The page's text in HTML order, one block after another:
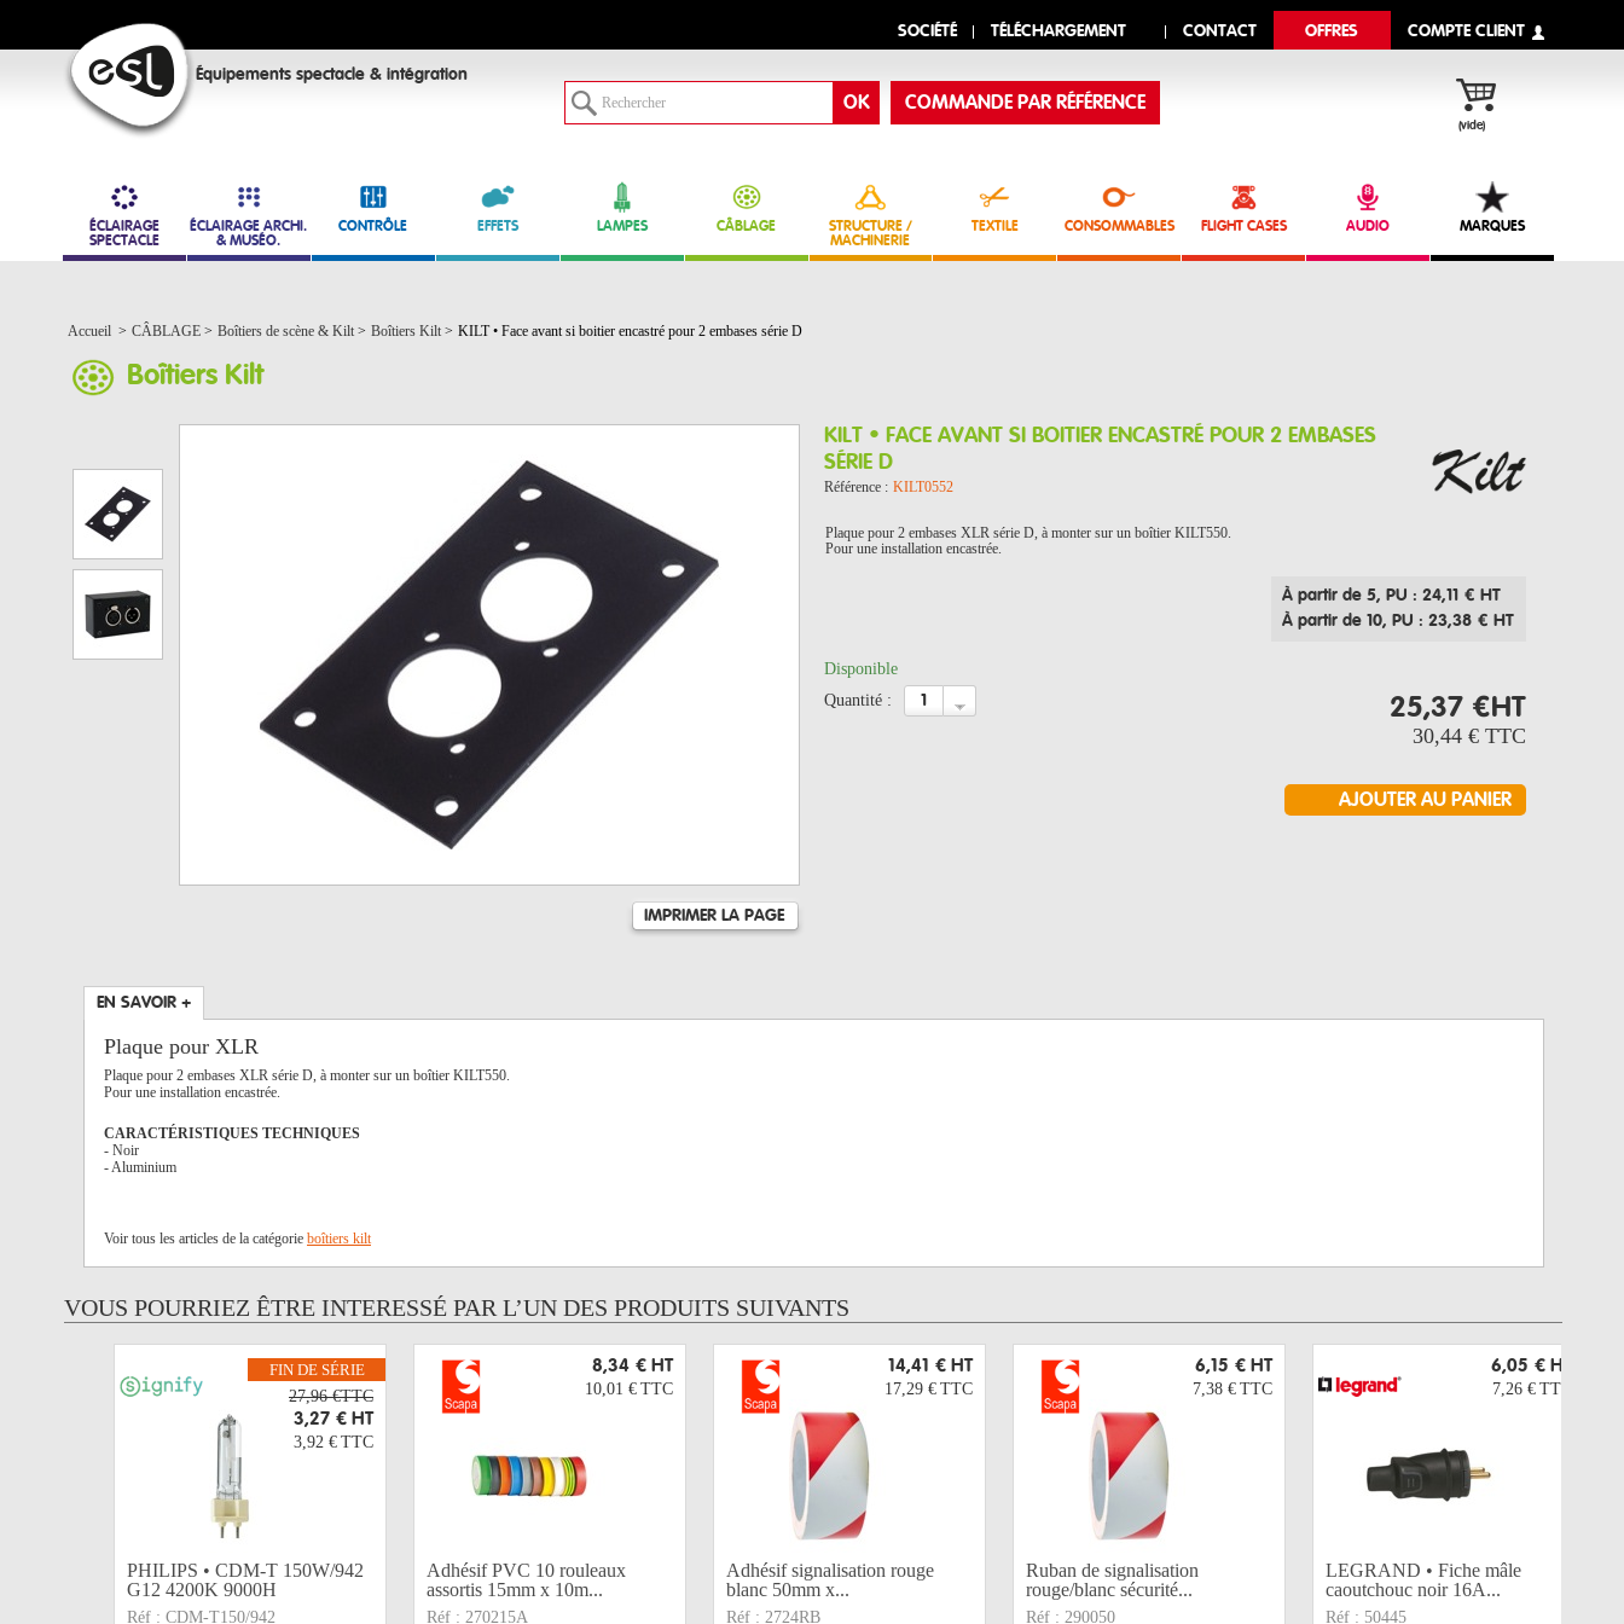
SOCIÉTÉ TÉLÉCHARGEMENT CONTACT OFFRES COMPTE CLIENT
Équipements spectacle & intégration
(vide)
COMMANDE PAR RÉFÉRENCE
ÉCLAIRAGE
SPECTACLE
ÉCLAIRAGE ARCHI.
& MUSÉO.
CONTRÔLE EFFETS LAMPES CÂBLAGE
STRUCTURE /
MACHINERIE
TEXTILE CONSOMMABLES FLIGHT CASES AUDIO MARQUES
Accueil > CÂBLAGE > Boîtiers de scène & Kilt > Boîtiers Kilt > KILT • Face avant si boitier encastré pour 2 embases série D
Boîtiers Kilt
IMPRIMER LA PAGE
KILT • FACE AVANT SI BOITIER ENCASTRÉ POUR 2 EMBASES
SÉRIE D
Référence : KILT0552
Plaque pour 2 embases XLR série D, à monter sur un boîtier KILT550.
Pour une installation encastrée.
À partir de 5, PU : 24,11 € HT
À partir de 10, PU : 23,38 € HT
Disponible
quantité :
25,37 €HT
30,44 € TTC
EN SAVOIR +
Plaque pour XLR
Plaque pour 2 embases XLR série D, à monter sur un boîtier KILT550.
Pour une installation encastrée.
CARACTÉRISTIQUES TECHNIQUES
- Noir
- Aluminium
Voir tous les articles de la catégorie boîtiers kilt
VOUS POURRIEZ ÊTRE INTERESSÉ PAR L’UN DES PRODUITS SUIVANTS
FIN DE SÉRIE
27,96 €TTC
3,27 € HT
3,92 € TTC
PHILIPS • CDM-T 150W/942
G12 4200K 9000H
Réf : CDM-T150/942
8,34 € HT
10,01 € TTC
Adhésif PVC 10 rouleaux
assortis 15mm x 10m...
Réf : 270215A
14,41 € HT
17,29 € TTC
Adhésif signalisation rouge
blanc 50mm x...
Réf : 2724RB
6,15 € HT
7,38 € TTC
Ruban de signalisation
rouge/blanc sécurité...
Réf : 290050
6,05 € HT
7,26 € TTC
LEGRAND • Fiche mâle
caoutchouc noir 16A...
Réf : 50445